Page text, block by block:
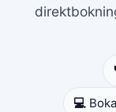
💻